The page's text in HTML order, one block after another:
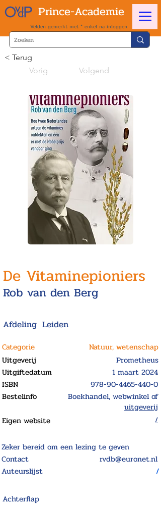
Prince-Academie
Velden gemerkt met * enkel na inloggen
< Terug
Vorig
Volgend
De Vitaminepioniers
Rob van den Berg
Afdeling Leiden
Categorie
Natuur, wetenschap
Uitgeverij
Prometheus
Uitgiftedatum
1 maart 2024
ISBN
978-90-4465-440-0
Bestelinfo
Boekhandel, webwinkel of
uitgeverij
Eigen website
/
Zeker bereid om een lezing te geven
Contact
rvdb@euronet.nl
Auteurslijst
/
Achterflap